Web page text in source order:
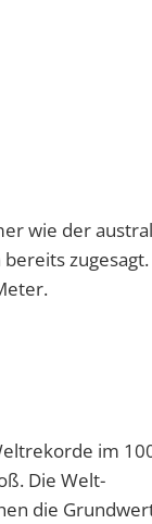
wie der
zugesagt.
im
Die Welt-
die